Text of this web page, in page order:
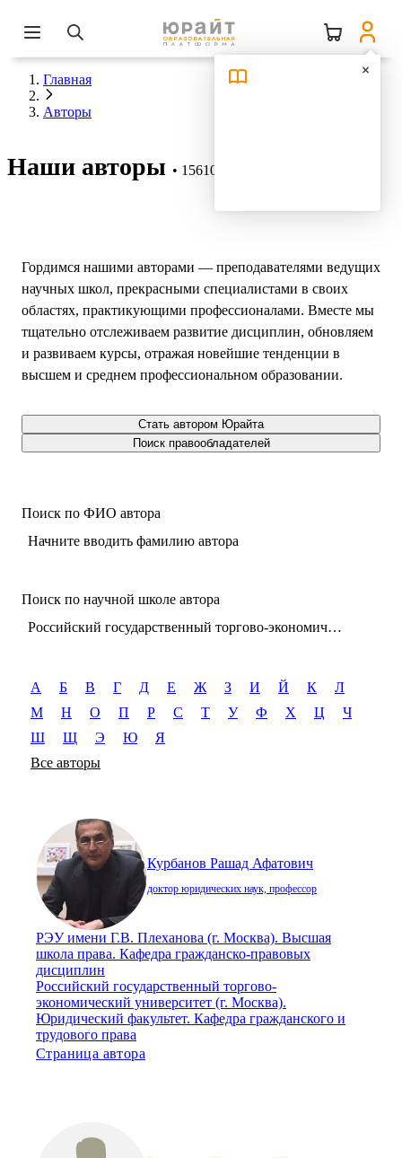
Главная
Авторы
Наши авторы 15610 авторов
Гордимся нашими авторами — преподавателями ведущих
научных школ, прекрасными специалистами в своих
областях, практикующими профессионалами. Вместе мы
тщательно отслеживаем развитие дисциплин, обновляем
и развиваем курсы, отражая новейшие тенденции в
высшем и среднем профессиональном образовании.
Стать автором Юрайта
Поиск правообладателей
Поиск по ФИО автора
Начните вводить фамилию автора
Поиск по научной школе автора
Российский государственный торгово-экономический университет (г. Москва). Юридический факультет. Кафедра гражданского и трудового права
А Б В Г Д Е Ж З И Й К
Л
М
Н О П Р С Т У Ф Х Ц
Ч
Ш
Щ Э Ю
Я
Все авторы
Курбанов Рашад Афатович
доктор юридических наук, профессор
РЭУ имени Г.В. Плеханова (г. Москва). Высшая
школа права. Кафедра гражданско-правовых
дисциплин
Российский государственный торгово-
экономический университет (г. Москва).
Юридический факультет. Кафедра гражданского и
трудового права
Страница автора